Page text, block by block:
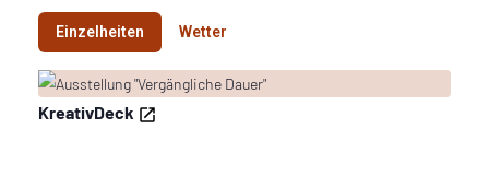
Einzelheiten Wetter
KreativDeck